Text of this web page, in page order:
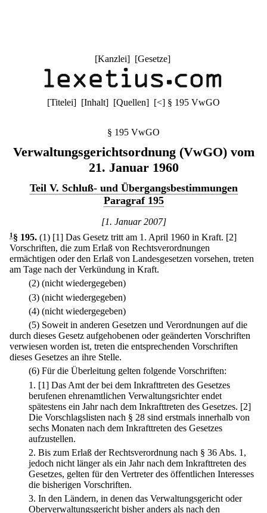
[Kanzlei] [Gesetze]
[Titelei] [Inhalt] [Quellen] [<] § 195 VwGO
§ 195 VwGO
Verwaltungsgerichtsordnung (VwGO) vom
21. Januar 1960
Teil V. Schluß- und Übergangsbestimmungen
Paragraf 195
[1. Januar 2007]
1 § 195. (1) [1] Das Gesetz tritt am 1. April 1960 in Kraft. [2]
Vorschriften, die zum Erlaß von Rechtsverordnungen
ermächtigen oder den Erlaß von Landesgesetzen vorsehen, treten
am Tage nach der Verkündung in Kraft.
(2) (nicht wiedergegeben)
(3) (nicht wiedergegeben)
(4) (nicht wiedergegeben)
(5) Soweit in anderen Gesetzen und Verordnungen auf die
durch dieses Gesetz aufgehobenen oder geänderten Vorschriften
verwiesen worden ist, treten die entsprechenden Vorschriften
dieses Gesetzes an ihre Stelle.
(6) Für die Überleitung gelten folgende Vorschriften:
1. [1] Das Amt der bei dem Inkrafttreten des Gesetzes
berufenen ehrenamtlichen Verwaltungsrichter endet
spätestens ein Jahr nach dem Inkrafttreten des Gesetzes. [2]
Die Vorschlagslisten nach § 28 sind erstmals innerhalb von
sechs Monaten nach dem Inkrafttreten des Gesetzes
aufzustellen.
2. Bis zum Erlaß der Rechtsverordnung nach § 36 Abs. 1,
jedoch nicht länger als ein Jahr nach dem Inkrafttreten des
Gesetzes, gelten für den Vertreter des öffentlichen Interesses
die bisherigen Vorschriften.
3. In den Ländern, in denen das Verwaltungsgericht oder
Oberverwaltungsgericht bisher anders als nach den